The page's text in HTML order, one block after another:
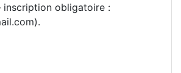
inscription obligatoire :